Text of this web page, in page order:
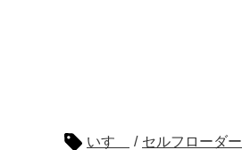
いすゞ / セルフローダー